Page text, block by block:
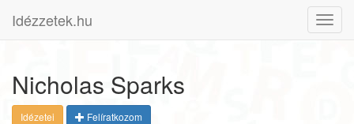
Idézzetek.hu
Nicholas Sparks
Idézetei Felíratkozom